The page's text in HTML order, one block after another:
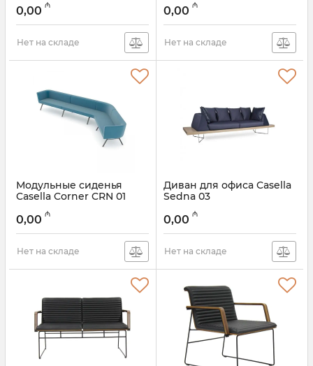
0,00 ₼
Нет на складе
0,00 ₼
Нет на складе
Модульные сиденья
Casella Corner CRN 01
0,00 ₼
Нет на складе
Диван для офиса Casella
Sedna 03
0,00 ₼
Нет на складе